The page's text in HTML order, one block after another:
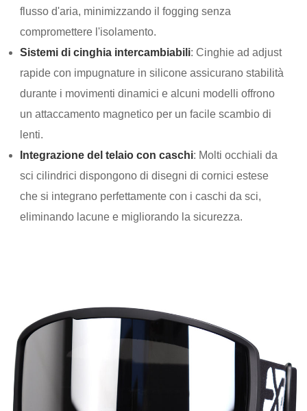
flusso d'aria, minimizzando il fogging senza
compromettere l'isolamento.
Sistemi di cinghia intercambiabili: Cinghie ad adjust
rapide con impugnature in silicone assicurano stabilità
durante i movimenti dinamici e alcuni modelli offrono
un attaccamento magnetico per un facile scambio di
lenti.
Integrazione del telaio con caschi: Molti occhiali da
sci cilindrici dispongono di disegni di cornici estese
che si integrano perfettamente con i caschi da sci,
eliminando lacune e migliorando la sicurezza.